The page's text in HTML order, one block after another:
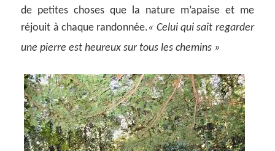
de petites choses que la nature m’apaise et me
réjouit à chaque randonnée.« Celui qui sait regarder
une pierre est heureux sur tous les chemins »